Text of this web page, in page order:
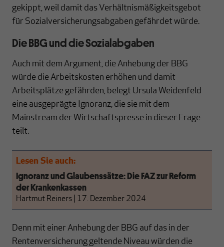
gekippt, weil damit das Verhältnismäßigkeitsgebot
für Sozialversicherungsabgaben gefährdet würde.
Die BBG und die Sozialabgaben
Auch mit dem Argument, die Anhebung der BBG
würde die Arbeitskosten erhöhen und damit
Arbeitsplätze gefährden, belegt Ursula Weidenfeld
eine ausgeprägte Ignoranz, die sie mit dem
Mainstream der Wirtschaftspresse in dieser Frage
teilt.
Lesen Sie auch:
Ignoranz und Glaubenssätze: Die FAZ zur Reform
der Krankenkassen
Hartmut Reiners 17. Dezember 2024
Denn mit einer Anhebung der BBG auf das in der
Rentenversicherung geltende Niveau würden die